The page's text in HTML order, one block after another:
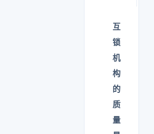
互
锁
机
构
的
质
量